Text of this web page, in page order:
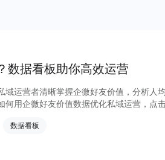
丝趋向深度互动；抖音、快手、 B 站均
数据看板助你高效运营
域运营者清晰掌握企微好友价值，分析人
何用企微好友价值数据优化私域运营，点
数据看板